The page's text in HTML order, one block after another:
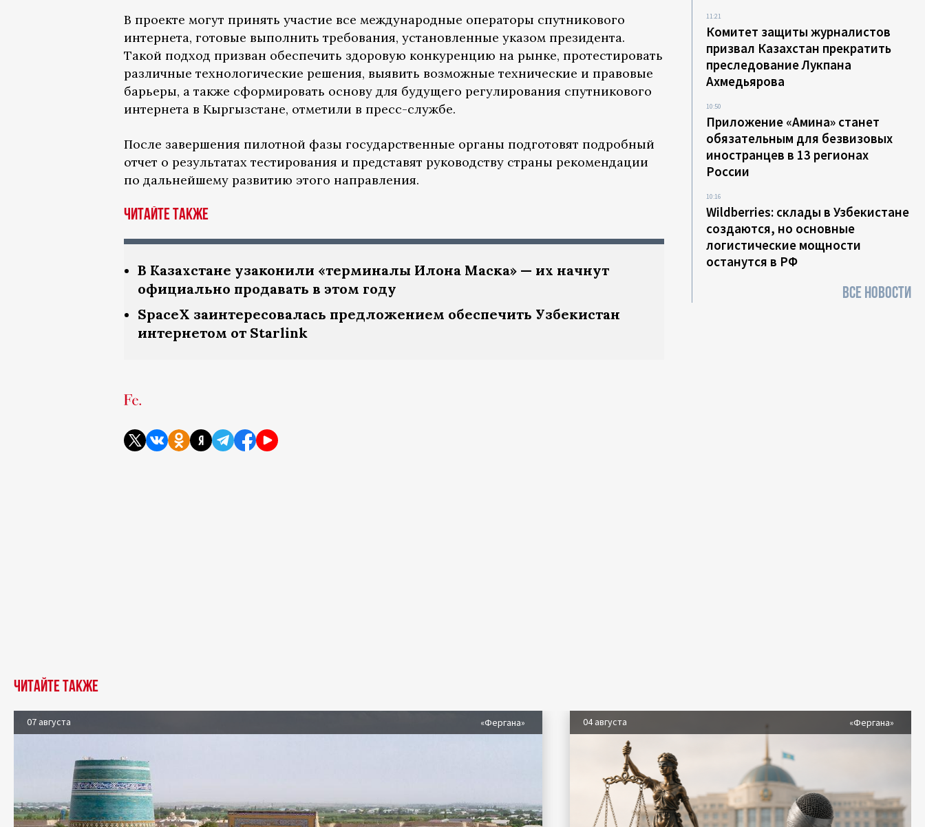
В проекте могут принять участие все международные операторы спутникового
интернета, готовые выполнить требования, установленные указом президента.
Такой подход призван обеспечить здоровую конкуренцию на рынке, протестировать
различные технологические решения, выявить возможные технические и правовые
барьеры, а также сформировать основу для будущего регулирования спутникового
интернета в Кыргызстане, отметили в пресс-службе.
После завершения пилотной фазы государственные органы подготовят подробный
отчет о результатах тестирования и представят руководству страны рекомендации
по дальнейшему развитию этого направления.
Читайте также
В Казахстане узаконили «терминалы Илона Маска» — их начнут
официально продавать в этом году
SpaceX заинтересовалась предложением обеспечить Узбекистан
интернетом от Starlink
11:21
Комитет защиты журналистов
призвал Казахстан прекратить
преследование Лукпана
Ахмедьярова
10:50
Приложение «Амина» станет
обязательным для безвизовых
иностранцев в 13 регионах
России
10:16
Wildberries: склады в Узбекистане
создаются, но основные
логистические мощности
останутся в РФ
ВСЕ НОВОСТИ
Читайте также
07 августа «Фергана» 04 августа «Фергана»